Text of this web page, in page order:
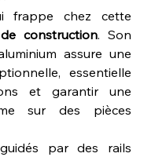
frappe chez cette
construction. Son
assure une
essentielle
et garantir une
sur des pièces
par des rails